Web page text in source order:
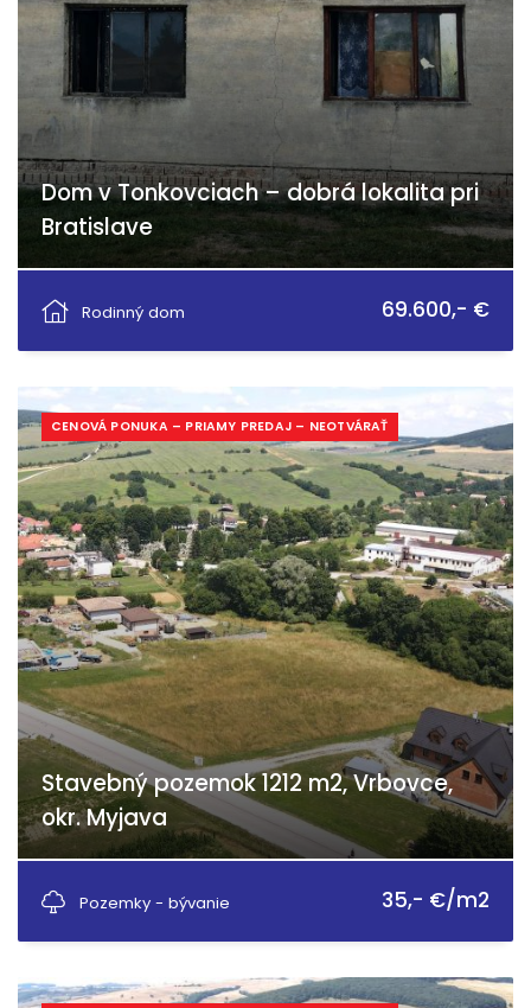
Dom v Tonkovciach – dobrá lokalita pri
Bratislave
Rodinný dom
69.600,- €
CENOVÁ PONUKA – PRIAMY PREDAJ – NEOTVÁRAŤ
Stavebný pozemok 1212 m2, Vrbovce,
okr. Myjava
Pozemky - bývanie
35,- €/m2